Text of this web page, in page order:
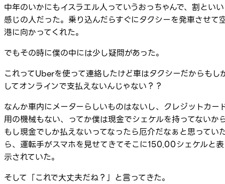
中年のいかにもイスラエル人っていうおっちゃんで、割といい
感じの人だった。乗り込んだらすぐにタクシーを発車させて
港に向かってくれた。
でもその時に僕の中には少し疑問があった。
これってUberを使って連絡したけど車はタクシーだからもし
してオンラインで支払えないんじゃない？？
なんか車内にメーターらしいものはないし、クレジットカー
用の機械もない、ってか僕は現金でシェケルを持ってないか
もし現金でしか払えないってなったら厄介だなぁと思ってい
ら、運転手がスマホを見せてきてそこに150.00シェケルと表
示されていた。
そして「これで大丈夫だね？」と言ってきた。